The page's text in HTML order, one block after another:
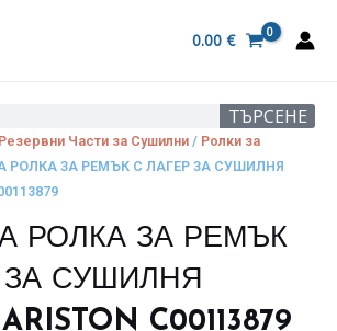
0.00 €
ТЪРСЕНЕ
Резервни Части за Сушилни / Ролки за
РОЛКА ЗА РЕМЪК С ЛАГЕР ЗА СУШИЛНЯ
РОЛКА ЗА РЕМЪК
СУШИЛНЯ
C00113879